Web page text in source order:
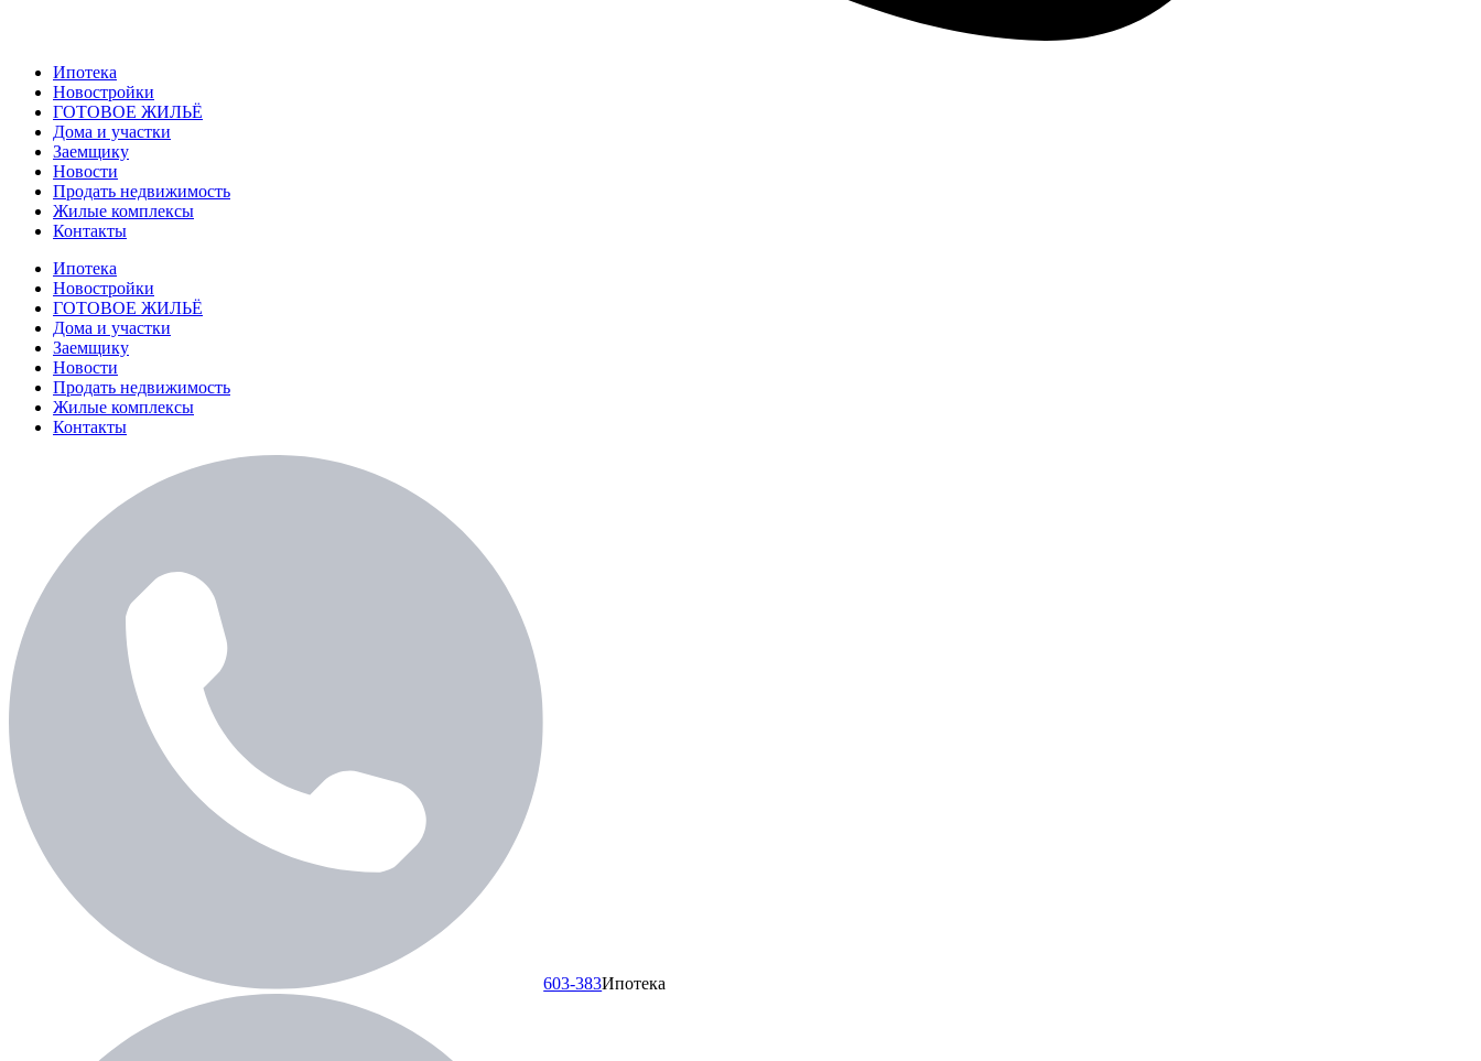
Ипотека
Новостройки
ГОТОВОЕ ЖИЛЬЁ
Дома и участки
Заемщику
Новости
Продать недвижимость
Жилые комплексы
Контакты
Ипотека
Новостройки
ГОТОВОЕ ЖИЛЬЁ
Дома и участки
Заемщику
Новости
Продать недвижимость
Жилые комплексы
Контакты
603-383Ипотека